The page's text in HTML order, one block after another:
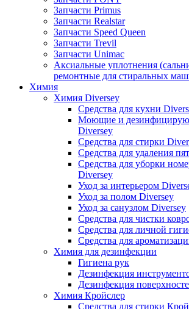
Запчасти Primus
Запчасти Realstar
Запчасти Speed Queen
Запчасти Trevil
Запчасти Unimac
Аксиальные уплотнения
ремонтные для стиральных
Химия
Химия Diversey
Средства для кухни
Моющие и
Diversey
Средства для стирки
Средства для удаления
Средства для уборки
Diversey
Уход за интерьером
Уход за полом Diversey
Уход за санузлом Diversey
Средства для чистки
Средства для личной
Средства для
Химия для дезинфекции
Гигиена рук
Дезинфекция
Дезинфекция
Химия Кройслер
Средства для стирки